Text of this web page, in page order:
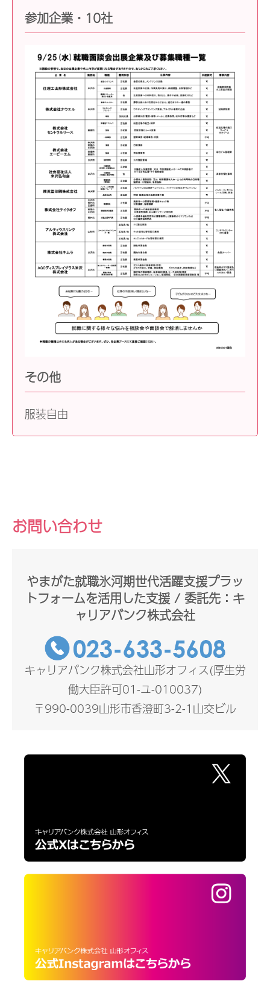
参加企業・10社
その他
服装自由
お問い合わせ
やまがた就職氷河期世代活躍支援プラッ
トフォームを活用した支援 / 委託先：キ
ャリアバンク株式会社
キャリアバンク株式会社山形オフィス(厚生労
働大臣許可01-ユ-010037)
〒990-0039山形市香澄町3-2-1山交ビル